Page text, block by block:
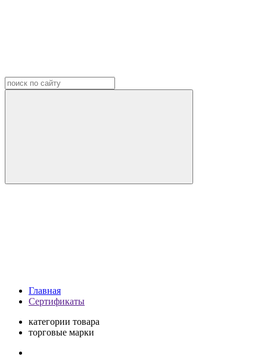
Главная
Сертификаты
категории товара
торговые марки